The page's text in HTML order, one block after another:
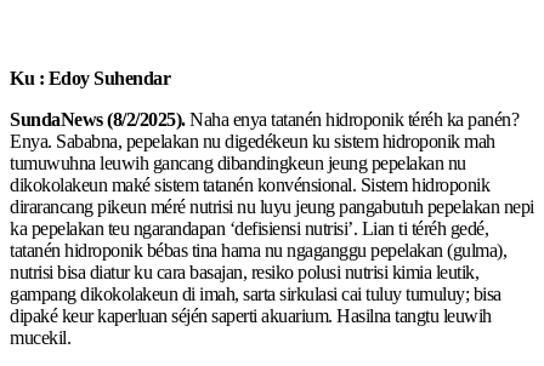
Ku : Edoy Suhendar
SundaNews (8/2/2025).Naha enya tatanén hidroponik téréh ka panén?
Enya. Sababna, pepelakan nu digedékeun ku sistem hidroponik mah
tumuwuhna leuwih gancang dibandingkeun jeung pepelakan nu
dikokolakeun maké sistem tatanén konvénsional. Sistem hidroponik
dirarancang pikeun méré nutrisi nu luyu jeung pangabutuh pepelakan nepi
ka pepelakan teu ngarandapan ‘defisiensi nutrisi’. Lian ti téréh gedé,
tatanén hidroponik bébas tina hama nu ngaganggu pepelakan (gulma),
nutrisi bisa diatur ku cara basajan, resiko polusi nutrisi kimia leutik,
gampang dikokolakeun di imah, sarta sirkulasi cai tuluy tumuluy; bisa
dipaké keur kaperluan séjén saperti akuarium. Hasilna tangtu leuwih
mucekil.